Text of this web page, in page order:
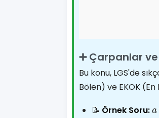
➕ Çarpanlar
Bu konu, LGS'de
Bölen) ve EKOK
📝 Örnek Soru:a